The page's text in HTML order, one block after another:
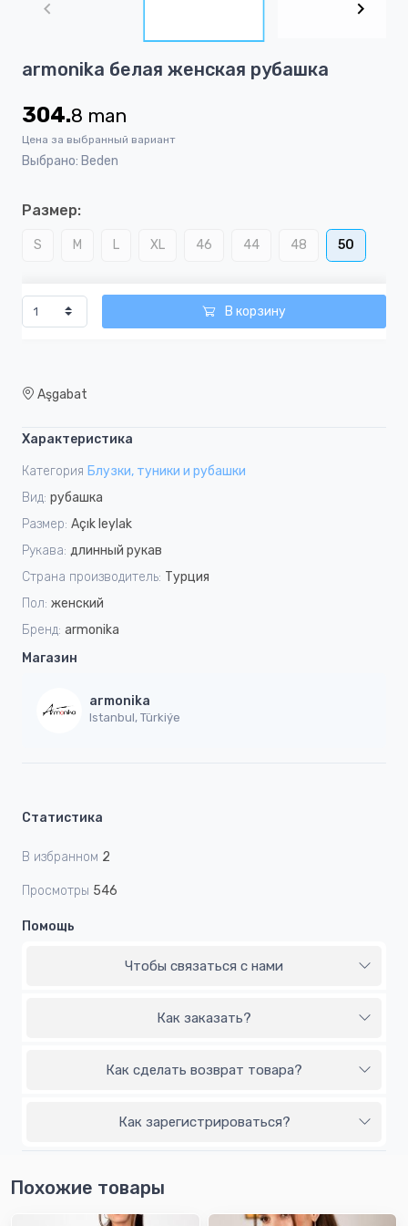
1
4
armonika белая женская рубашка
304.8 man
Цена за выбранный вариант
Выбрано: Beden
Размер:
S M L XL 46 44 48 50
В корзину
Aşgabat
Характеристика
Категория Блузки, туники и рубашки
Вид: рубашка
Размер: Açık leylak
Рукава: длинный рукав
Страна производитель: Турция
Пол: женский
Бренд: armonika
Магазин
armonika
Istanbul, Türkiýe
Статистика
В избранном 2
Просмотры 546
Помощь
Чтобы связаться с нами
Как заказать?
Как сделать возврат товара?
Как зарегистрироваться?
Похожие товары